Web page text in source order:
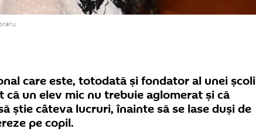
care este, totodată și fondator al unei școli
că un elev mic nu trebuie aglomerat și că
știe câteva lucruri, înainte să se lase duși de
pe copil.